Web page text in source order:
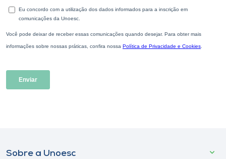
Sobre a Unoesc